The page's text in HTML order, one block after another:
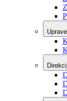
Zavodi